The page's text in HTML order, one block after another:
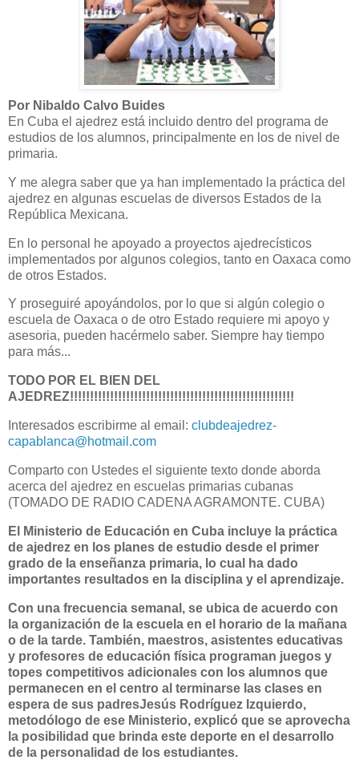
Por Nibaldo Calvo Buides
En Cuba el ajedrez está incluido dentro del programa de
estudios de los alumnos, principalmente en los de nivel de
primaria.
Y me alegra saber que ya han implementado la práctica del
ajedrez en algunas escuelas de diversos Estados de la
República Mexicana.
En lo personal he apoyado a proyectos ajedrecísticos
implementados por algunos colegios, tanto en Oaxaca como
de otros Estados.
Y proseguiré apoyándolos, por lo que si algún colegio o
escuela de Oaxaca o de otro Estado requiere mi apoyo y
asesoria, pueden hacérmelo saber. Siempre hay tiempo
para más...
TODO POR EL BIEN DEL
AJEDREZ!!!!!!!!!!!!!!!!!!!!!!!!!!!!!!!!!!!!!!!!!!!!!!!!!!!!!!!!
Interesados escribirme al email: clubdeajedrez-
capablanca@hotmail.com
Comparto con Ustedes el siguiente texto donde aborda
acerca del ajedrez en escuelas primarias cubanas
(TOMADO DE RADIO CADENA AGRAMONTE. CUBA)
El Ministerio de Educación en Cuba incluye la práctica
de ajedrez en los planes de estudio desde el primer
grado de la enseñanza primaria, lo cual ha dado
importantes resultados en la disciplina y el aprendizaje.
Con una frecuencia semanal, se ubica de acuerdo con
la organización de la escuela en el horario de la mañana
o de la tarde. También, maestros, asistentes educativas
y profesores de educación física programan juegos y
topes competitivos adicionales con los alumnos que
permanecen en el centro al terminarse las clases en
espera de sus padresJesús Rodríguez Izquierdo,
metodólogo de ese Ministerio, explicó que se aprovecha
la posibilidad que brinda este deporte en el desarrollo
de la personalidad de los estudiantes.